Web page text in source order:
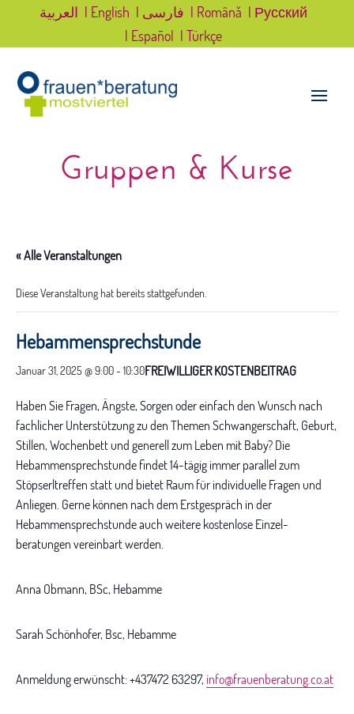
العربية | English | فارسی | Română | Русский
| Español | Türkçe
Gruppen & Kurse
« Alle Veranstaltungen
Diese Veranstaltung hat bereits stattgefunden.
Hebammensprechstunde
Januar 31, 2025 @ 9:00- 10:30FREIWILLIGER KOSTENBEITRAG
Haben Sie Fragen, Ängste, Sorgen oder einfach den Wunsch nach
fachlicher Unterstützung zu den Themen Schwangerschaft, Geburt,
Stillen, Wochenbett und generell zum Leben mit Baby? Die
Hebammensprechstunde findet 14-tägig immer parallel zum
Stöpserltreffen statt und bietet Raum für individuelle Fragen und
Anliegen. Gerne können nach dem Erstgespräch in der
Hebammensprechstunde auch weitere kostenlose Einzel-
beratungen vereinbart werden.
Anna Obmann, BSc, Hebamme
Sarah Schönhofer, Bsc, Hebamme
Anmeldung erwünscht: +437472 63297, info@frauenberatung.co.at